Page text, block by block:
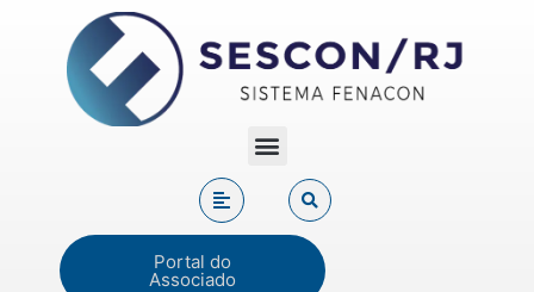
Portal do
Associado